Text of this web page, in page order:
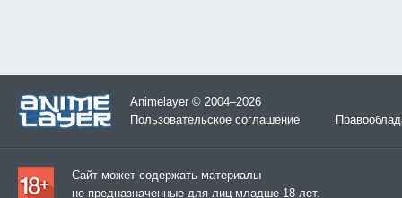
Animelayer © 2004–2026
Пользовательское соглашение
Сайт может содержать материалы
не предназначенные для лиц младше 18 лет.